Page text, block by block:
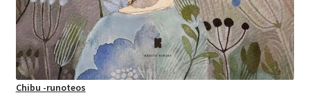
Chibu -runoteos